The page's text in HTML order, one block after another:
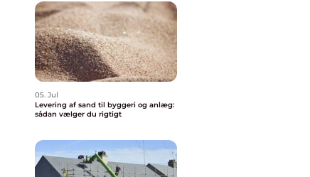
05. Jul
Levering af sand til byggeri og anlæg:
sådan vælger du rigtigt